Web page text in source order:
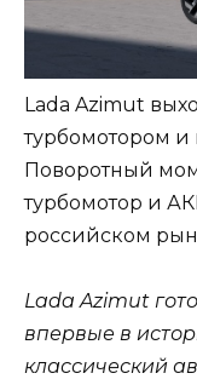
Lada Azimut
турбомотором и
Поворотный
турбомотор и
российском
Lada Azimut
впервые в
классический